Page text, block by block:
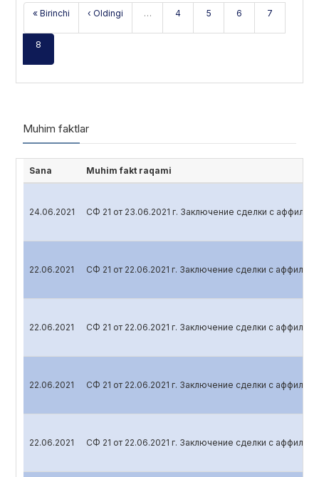
« Birinchi ‹ Oldingi … 4 5 6 7
8
Muhim faktlar
Sana Muhim fakt raqami
24.06.2021 СФ 21 от 23.06.2021 г. Заключение сделки с
22.06.2021 СФ 21 от 22.06.2021 г. Заключение сделки с
22.06.2021 СФ 21 от 22.06.2021 г. Заключение сделки с
22.06.2021 СФ 21 от 22.06.2021 г. Заключение сделки с
22.06.2021 СФ 21 от 22.06.2021 г. Заключение сделки с